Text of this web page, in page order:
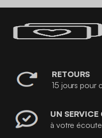
RETOURS
15 jours pour
UN SERVICE
à votre écoute